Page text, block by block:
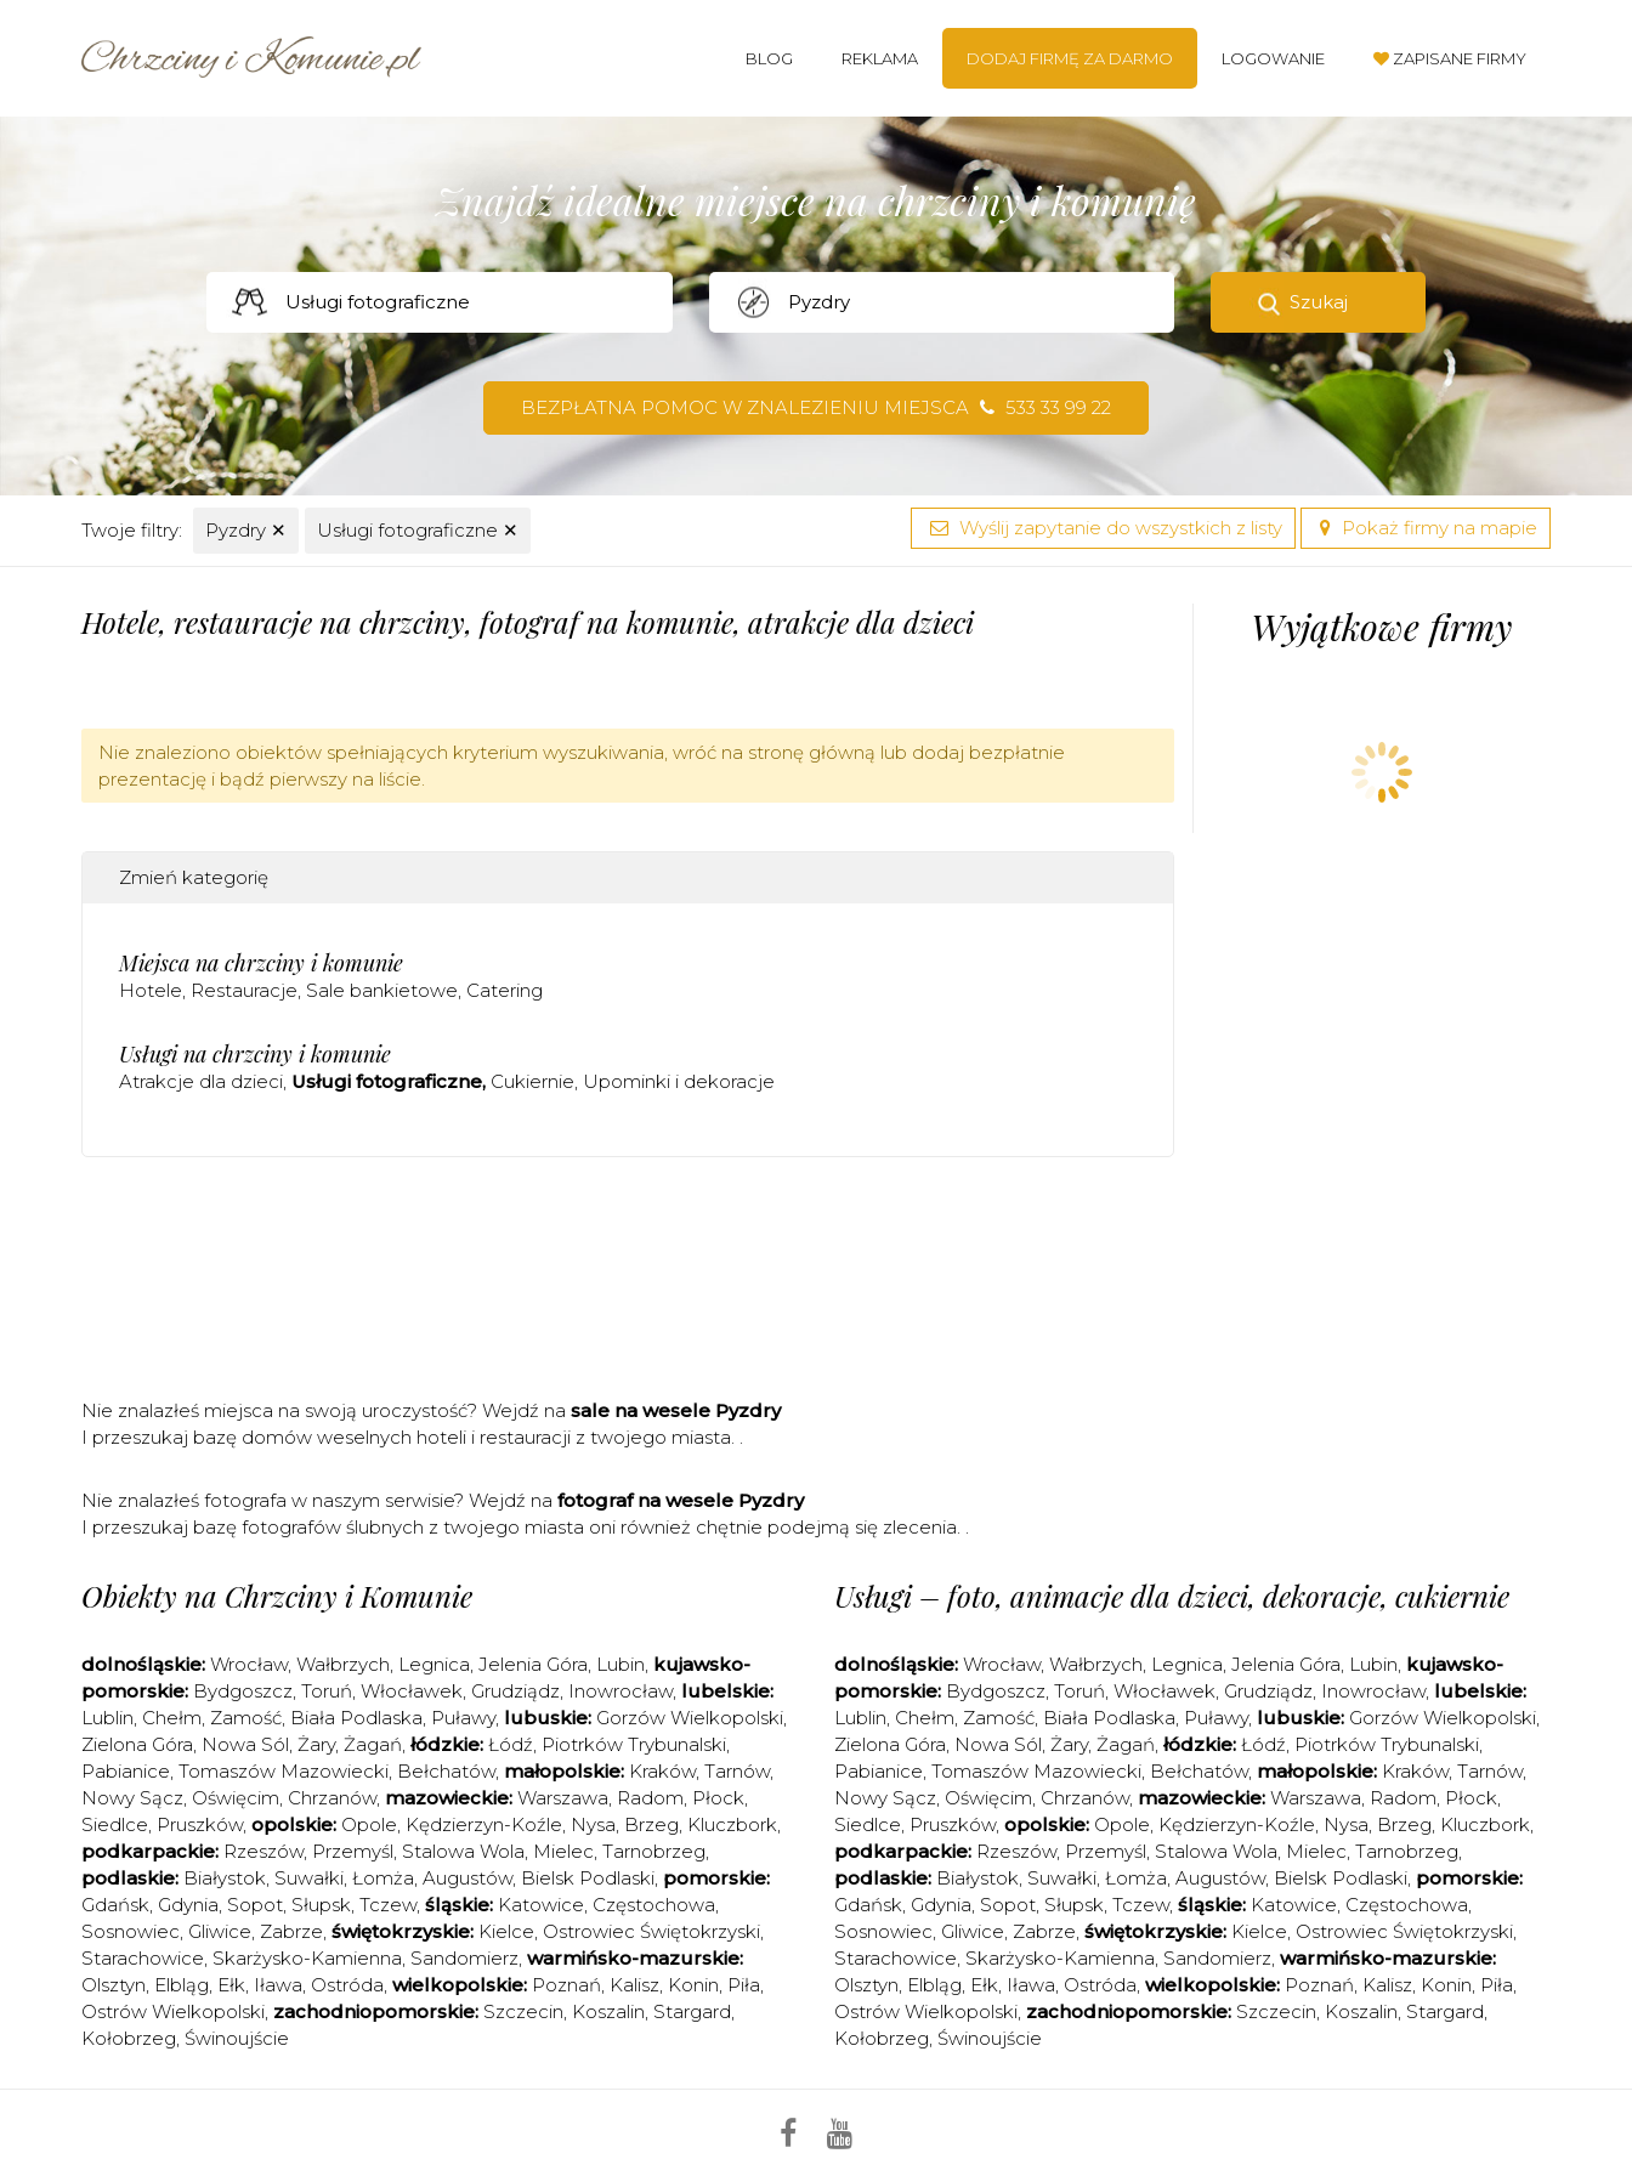
BLOG REKLAMA DODAJ FIRMĘ ZA DARMO LOGOWANIE ZAPISANE FIRMY
Znajdź idealne miejsce na chrzciny i komunię
Szukaj
BEZPŁATNA POMOC W ZNALEZIENIU MIEJSCA 533 33 99 22
Twoje filtry: Pyzdry ✕ Usługi fotograficzne ✕ Wyślij zapytanie do wszystkich z listy Pokaż firmy na mapie
Hotele, restauracje na chrzciny, fotograf na komunie, atrakcje dla dzieci
Nie znaleziono obiektów spełniających kryterium wyszukiwania, wróć na stronę główną lub dodaj bezpłatnie
prezentację i bądź pierwszy na liście.
Zmień kategorię
Miejsca na chrzciny i komunie
Hotele Restauracje Sale bankietowe Catering
Usługi na chrzciny i komunie
Atrakcje dla dzieci Usługi fotograficzne Cukiernie Upominki i dekoracje
Nie znalazłeś miejsca na swoją uroczystość? Wejdź na sale na wesele Pyzdry
I przeszukaj bazę domów weselnych hoteli i restauracji z twojego miasta. .
Nie znalazłeś fotografa w naszym serwisie? Wejdź na fotograf na wesele Pyzdry
I przeszukaj bazę fotografów ślubnych z twojego miasta oni również chętnie podejmą się zlecenia. .
Wyjątkowe firmy
Obiekty na Chrzciny i Komunie
dolnośląskie: Wrocław, Wałbrzych, Legnica, Jelenia Góra, Lubin, kujawsko-
pomorskie: Bydgoszcz, Toruń, Włocławek, Grudziądz, Inowrocław, lubelskie:
Lublin, Chełm, Zamość, Biała Podlaska, Puławy, lubuskie: Gorzów Wielkopolski,
Zielona Góra, Nowa Sól, Żary, Żagań, łódzkie: Łódź, Piotrków Trybunalski,
Pabianice, Tomaszów Mazowiecki, Bełchatów, małopolskie: Kraków, Tarnów,
Nowy Sącz, Oświęcim, Chrzanów, mazowieckie: Warszawa, Radom, Płock,
Siedlce, Pruszków, opolskie: Opole, Kędzierzyn-Koźle, Nysa, Brzeg, Kluczbork,
podkarpackie: Rzeszów, Przemyśl, Stalowa Wola, Mielec, Tarnobrzeg,
podlaskie: Białystok, Suwałki, Łomża, Augustów, Bielsk Podlaski, pomorskie:
Gdańsk, Gdynia, Sopot, Słupsk, Tczew, śląskie: Katowice, Częstochowa,
Sosnowiec, Gliwice, Zabrze, świętokrzyskie: Kielce, Ostrowiec Świętokrzyski,
Starachowice, Skarżysko-Kamienna, Sandomierz, warmińsko-mazurskie:
Olsztyn, Elbląg, Ełk, Iława, Ostróda, wielkopolskie: Poznań, Kalisz, Konin, Piła,
Ostrów Wielkopolski, zachodniopomorskie: Szczecin, Koszalin, Stargard,
Kołobrzeg, Świnoujście
Usługi – foto, animacje dla dzieci, dekoracje, cukiernie
dolnośląskie: Wrocław, Wałbrzych, Legnica, Jelenia Góra, Lubin, kujawsko-
pomorskie: Bydgoszcz, Toruń, Włocławek, Grudziądz, Inowrocław, lubelskie:
Lublin, Chełm, Zamość, Biała Podlaska, Puławy, lubuskie: Gorzów Wielkopolski,
Zielona Góra, Nowa Sól, Żary, Żagań, łódzkie: Łódź, Piotrków Trybunalski,
Pabianice, Tomaszów Mazowiecki, Bełchatów, małopolskie: Kraków, Tarnów,
Nowy Sącz, Oświęcim, Chrzanów, mazowieckie: Warszawa, Radom, Płock,
Siedlce, Pruszków, opolskie: Opole, Kędzierzyn-Koźle, Nysa, Brzeg, Kluczbork,
podkarpackie: Rzeszów, Przemyśl, Stalowa Wola, Mielec, Tarnobrzeg,
podlaskie: Białystok, Suwałki, Łomża, Augustów, Bielsk Podlaski, pomorskie:
Gdańsk, Gdynia, Sopot, Słupsk, Tczew, śląskie: Katowice, Częstochowa,
Sosnowiec, Gliwice, Zabrze, świętokrzyskie: Kielce, Ostrowiec Świętokrzyski,
Starachowice, Skarżysko-Kamienna, Sandomierz, warmińsko-mazurskie:
Olsztyn, Elbląg, Ełk, Iława, Ostróda, wielkopolskie: Poznań, Kalisz, Konin, Piła,
Ostrów Wielkopolski, zachodniopomorskie: Szczecin, Koszalin, Stargard,
Kołobrzeg, Świnoujście